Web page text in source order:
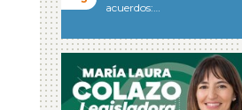
acuerdos:…